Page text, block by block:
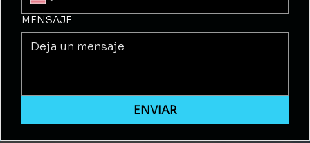
MENSAJE
ENVIAR